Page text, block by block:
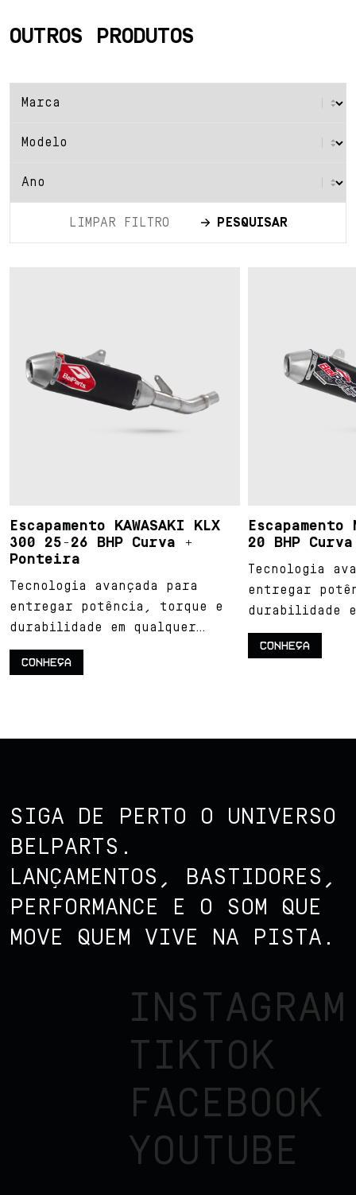
OUTROS PRODUTOS
LIMPAR FILTRO PESQUISAR
KAWASAKI KLX
26 BHP Curva +
avançada para
potência, torque e
em qualquer
Escapamento MXF
20 BHP Curva +
Tecnologia avançada
entregar potência,
durabilidade em
terreno.
SIGA DE PERTO O UNIVERSO
BELPARTS.
LANÇAMENTOS, BASTIDORES,
PERFORMANCE E O SOM QUE
MOVE QUEM VIVE NA PISTA.
INSTAGRAM
TIKTOK
FACEBOOK
YOUTUBE